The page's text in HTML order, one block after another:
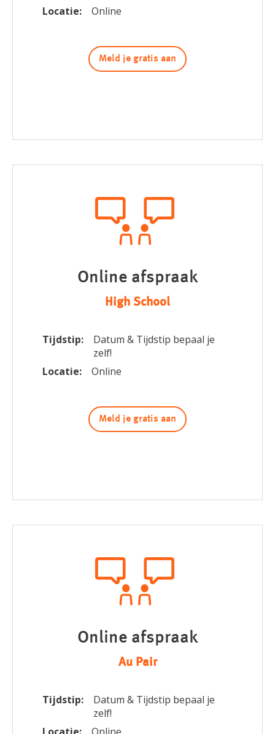
Locatie:
Online
Meld je gratis aan
Online afspraak
High School
Tijdstip:
Datum & Tijdstip bepaal je
zelf!
Locatie:
Online
Meld je gratis aan
Online afspraak
Au Pair
Tijdstip:
Datum & Tijdstip bepaal je
zelf!